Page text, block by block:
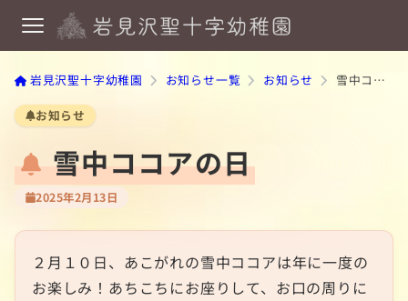
岩見沢聖十字幼稚園 お知らせ一覧 お知らせ 雪中ココアの日
お知らせ
雪中ココアの日
2025年2月13日
２月１０日、あこがれの雪中ココアは年に一度の
お楽しみ！あちこちにお座りして、お口の周りに